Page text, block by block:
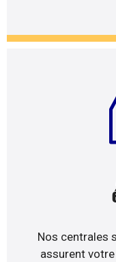
Nos centrales
assurent